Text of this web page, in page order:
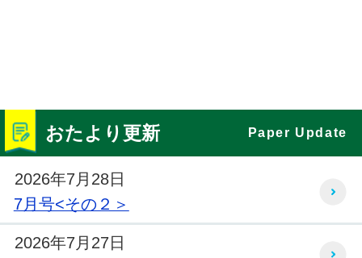
おたより更新 Paper Update
2026年7月28日
7月号<その２＞
2026年7月27日